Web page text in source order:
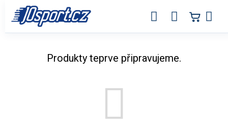
obsah
BASKETBALOVÉ KOŠE A
Produkty teprve připravujeme.